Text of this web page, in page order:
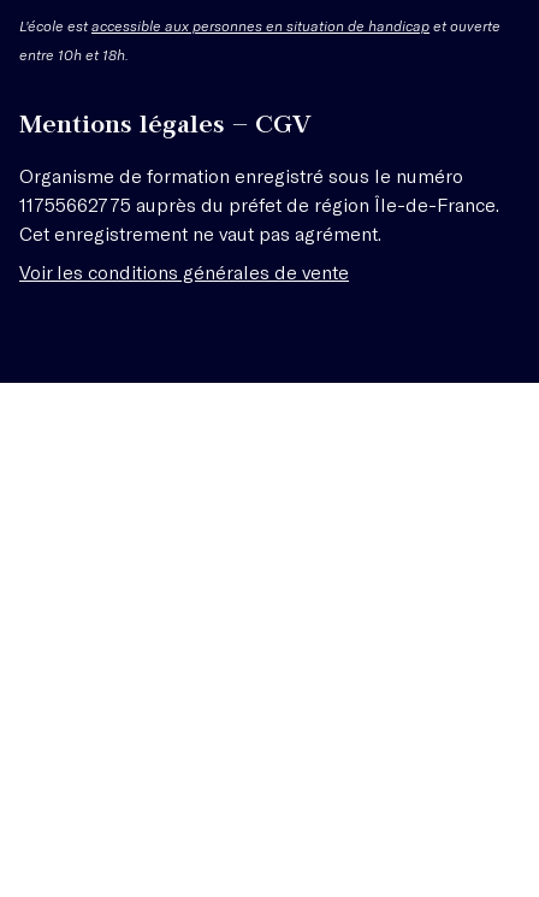
L'école estaccessible aux personnes en situation de handicap et ouverte
entre 10h et 18h.
Mentions légales – CGV
Organisme de formation enregistré sous le numéro
11755662775 auprès du préfet de région Île-de-France.
Cet enregistrement ne vaut pas agrément.
Voir les conditions générales de vente